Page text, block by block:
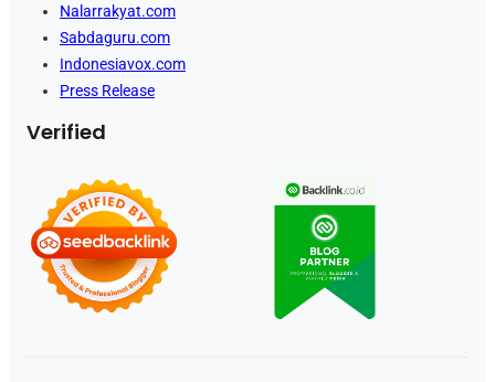
Nalarrakyat.com
Sabdaguru.com
Indonesiavox.com
Press Release
Verified